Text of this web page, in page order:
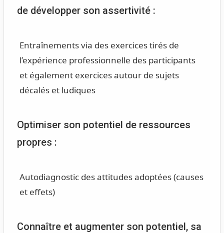
de développer son assertivité :
Entraînements via des exercices tirés de
l’expérience professionnelle des participants
et également exercices autour de sujets
décalés et ludiques
Optimiser son potentiel de ressources
propres :
Autodiagnostic des attitudes adoptées (causes
et effets)
Connaître et augmenter son potentiel, sa